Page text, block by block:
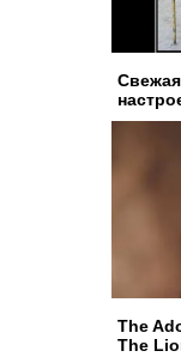
The
The